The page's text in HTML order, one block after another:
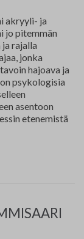
akryyli- ja
jo pitemmän
rajalla
jonka
hajoava ja
psykologisia
asentoon
etenemistä